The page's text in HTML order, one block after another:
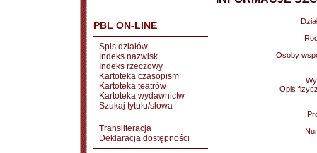
PBL ON-LINE
Spis działów
Indeks nazwisk
Indeks rzeczowy
Kartoteka czasopism
Kartoteka teatrów
Kartoteka wydawnictw
Szukaj tytułu/słowa
Transliteracja
Deklaracja dostępności
Osoby
Opis